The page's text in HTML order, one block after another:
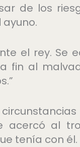
de los
el rey. Se
fin al
acercó al
tenía con él.